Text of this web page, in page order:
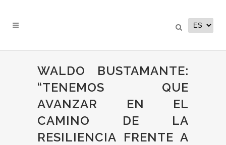
WALDO BUSTAMANTE:
“TENEMOS QUE
AVANZAR EN EL
CAMINO DE LA
RESILIENCIA FRENTE A